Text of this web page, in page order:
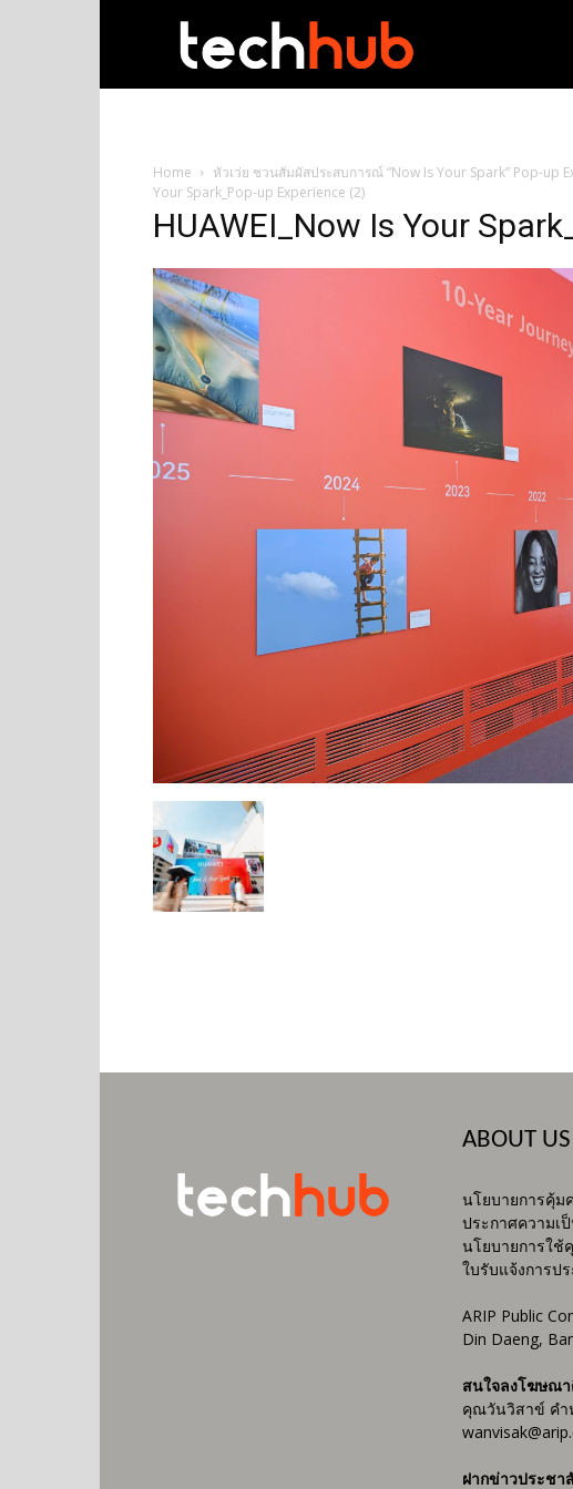
Home หัวเว่ย ชวนสัมผัสประสบการณ์ “Now Is Your Spark” Pop-
Your Spark_Pop-up Experience (2)
HUAWEI_Now Is Your
ABOUT US
นโยบายการคุ้ม
ประกาศความเ
นโยบายการใช้
ใบรับแจ้งการป
ARIP Public
Din Daeng,
สนใจลงโฆษณ
คุณวันวิสาข์ คำ
ฝากข่าวประชา